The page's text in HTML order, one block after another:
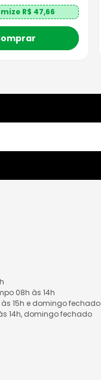
R$ 47,66
08h às 14h
15h e domingo fechado
14h, domingo fechado